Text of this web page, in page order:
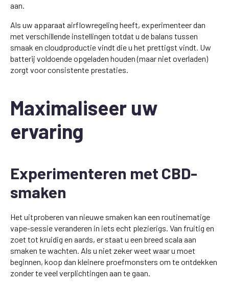
aan.
Als uw apparaat airflowregeling heeft, experimenteer dan
met verschillende instellingen totdat u de balans tussen
smaak en cloudproductie vindt die u het prettigst vindt. Uw
batterij voldoende opgeladen houden (maar niet overladen)
zorgt voor consistente prestaties.
Maximaliseer uw
ervaring
Experimenteren met CBD-
smaken
Het uitproberen van nieuwe smaken kan een routinematige
vape-sessie veranderen in iets echt plezierigs. Van fruitig en
zoet tot kruidig en aards, er staat u een breed scala aan
smaken te wachten. Als u niet zeker weet waar u moet
beginnen, koop dan kleinere proefmonsters om te ontdekken
zonder te veel verplichtingen aan te gaan.